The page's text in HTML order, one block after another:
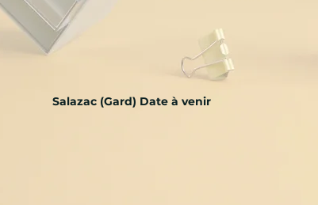
Salazac (Gard) Date à venir